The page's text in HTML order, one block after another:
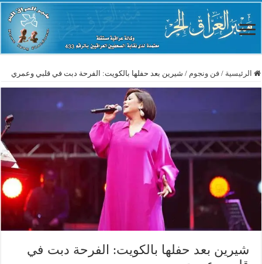
الرئيسية / فن ونجوم / شيرين بعد حفلها بالكويت: الفرحة دبت في قلبي وعمري
شيرين بعد حفلها بالكويت: الفرحة دبت في